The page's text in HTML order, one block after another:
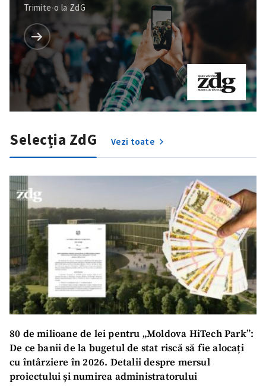
Trimite-o la ZdG
Selecția ZdG Vezi toate
80 de milioane de lei pentru „Moldova HiTech Park”:
De ce banii de la bugetul de stat riscă să fie alocați
cu întârziere în 2026. Detalii despre mersul
proiectului și numirea administratorului
Titlu știre
+ Adaugă titlu
Fotografie
+ Încarcă imagine
Link media
+ Link media
Mesajul știrei
+ Mesajul știrei